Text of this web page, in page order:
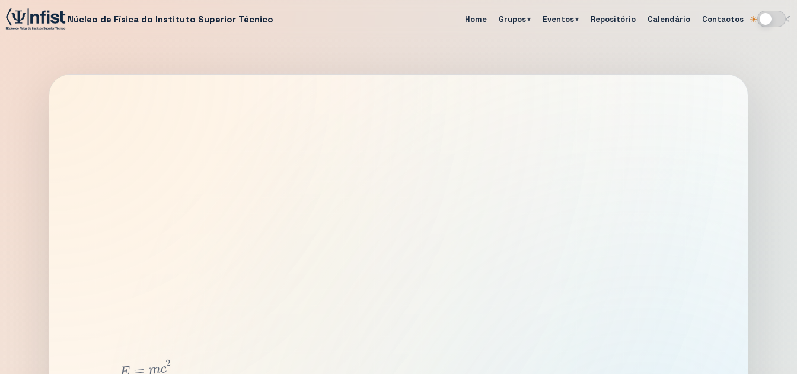
Núcleo de Física do Instituto Superior Técnico Home Grupos Eventos Repositório Calendário Contactos ☀ ☾
Alternar tema
E= 2